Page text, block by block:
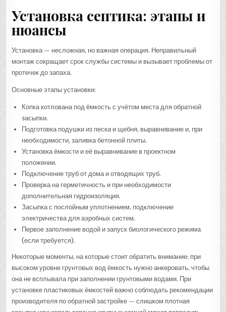
Установка септика: этапы и
нюансы
Установка — несложная, но важная операция. Неправильный
монтаж сокращает срок службы системы и вызывает проблемы от
протечек до запаха.
Основные этапы установки:
Копка котлована под ёмкость с учётом места для обратной
засыпки.
Подготовка подушки из песка и щебня, выравнивание и, при
необходимости, заливка бетонной плиты.
Установка ёмкости и её выравнивание в проектном
положении.
Подключение труб от дома и отводящих труб.
Проверка на герметичность и при необходимости
дополнительная гидроизоляция.
Засыпка с послойным уплотнением, подключение
электричества для аэробных систем.
Первое заполнение водой и запуск биологического режима
(если требуется).
Некоторые моменты, на которые стоит обратить внимание: при
высоком уровне грунтовых вод ёмкость нужно анкеровать, чтобы
она не всплывала при заполнении грунтовыми водами. При
установке пластиковых ёмкостей важно соблюдать рекомендации
производителя по обратной застройке — слишком плотная